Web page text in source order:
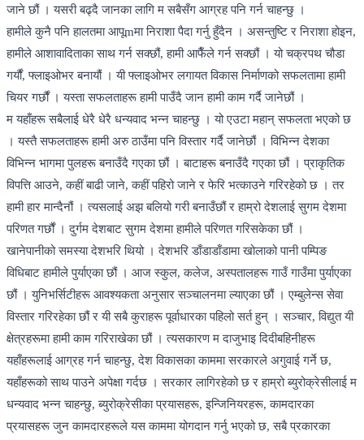
जाने छौं । यसरी बढ्दै जानका लागि म सबैसँग आग्रह पनि गर्न चाहन्छु ।
हामीले कुनै पनि हालतमा आपूmमा निराशा पैदा गर्नु हुँदैन । असन्तुष्टि र निराशा होइन,
हामीले आशावादिताका साथ गर्न सक्छौं, हामी आफैँले गर्न सक्छौं । यो चक्रपथ चौडा
गर्यौं, फ्लाइओभर बनायौं । यी फ्लाइओभर लगायत विकास निर्माणको सफलतामा हामी
चियर गर्छौं । यस्ता सफलताहरू हामी पाउँदै जान हामी काम गर्दै जानेछौं ।
म यहाँहरू सबैलाई धेरै धेरै धन्यवाद भन्न चाहन्छु । यो एउटा महान् सफलता भएको छ
। यस्तै सफलताहरू हामी अरु ठाउँमा पनि विस्तार गर्दै जानेछौं । विभिन्न देशका
विभिन्न भागमा पुलहरू बनाउँदै गएका छौं । बाटाहरू बनाउँदै गएका छौं । प्राकृतिक
विपत्ति आउने, कहीं बाढी जाने, कहीं पहिरो जाने र फेरि भत्काउने गरिरहेको छ । तर
हामी हार मान्दैनौं । त्यसलाई अझ बलियो गरी बनाउँछौं र हाम्रो देशलाई सुगम देशमा
परिणत गर्छौं । दुर्गम देशबाट सुगम देशमा हामीले परिणत गरिसकेका छौं ।
खानेपानीको समस्या देशभरि थियो । देशभरि डाँडाडाँडामा खोलाको पानी पम्पिङ
विधिबाट हामीले पुर्याएका छौं । आज स्कुल, कलेज, अस्पतालहरू गाउँ गाउँमा पुर्याएका
छौं । युनिभर्सिटीहरू आवश्यकता अनुसार सञ्चालनमा ल्याएका छौं । एम्बुलेन्स सेवा
विस्तार गरिरहेका छौं र यी सबै कुराहरू पूर्वाधारका पहिलो सर्त हुन् । सञ्चार, विद्युत यी
क्षेत्रहरूमा हामी काम गरिराखेका छौं । त्यसकारण म दाजुभाइ दिदीबहिनीहरू
यहाँहरूलाई आग्रह गर्न चाहन्छु, देश विकासका काममा सरकारले अगुवाई गर्ने छ,
यहाँहरूको साथ पाउने अपेक्षा गर्दछ । सरकार लागिरहेको छ र हाम्रो ब्युरोक्रेसीलाई म
धन्यवाद भन्न चाहन्छु, ब्युरोक्रेसीका प्रयासहरू, इन्जिनियरहरू, कामदारका
प्रयासहरू जुन कामदारहरूले यस काममा योगदान गर्नु भएको छ, सबै प्रकारका